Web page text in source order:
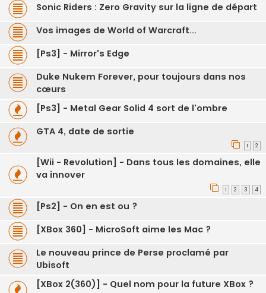
Sonic Riders : Zero Gravity sur la ligne de départ
Vos images de World of Warcraft...
[Ps3] - Mirror's Edge
Duke Nukem Forever, pour toujours dans nos
cœurs
[Ps3] - Metal Gear Solid 4 sort de l'ombre
GTA 4, date de sortie
1 2
[Wii - Revolution] - Dans tous les domaines, elle
va innover
1 2 3 4
[Ps2] - On en est ou ?
[XBox 360] - MicroSoft aime les Mac ?
Le nouveau prince de Perse proclamé par
Ubisoft
[XBox 2(360)] - Quel nom pour la future XBox ?